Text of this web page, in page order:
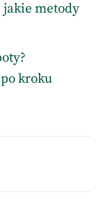
jakie metody
kroku